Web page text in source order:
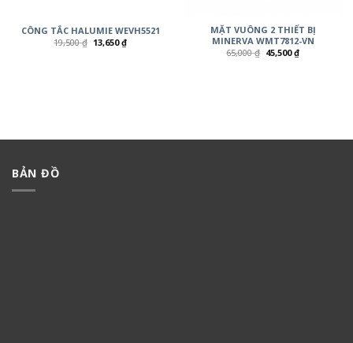
CÔNG TẮC HALUMIE WEVH5521
19,500₫ 13,650₫
MẶT VUÔNG 2 THIẾT BỊ
MINERVA WMT7812-VN
65,000₫ 45,500₫
BẢN ĐỒ